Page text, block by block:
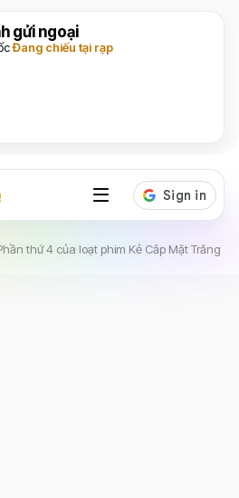
gửi ngoại
Đang chiếu tại rạp
thứ 4 của loạt phim Kẻ Cắp Mặt Trăng